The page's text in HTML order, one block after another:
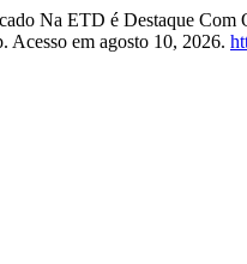
Na ETD é Destaque Com
Acesso em agosto 10, 2026.